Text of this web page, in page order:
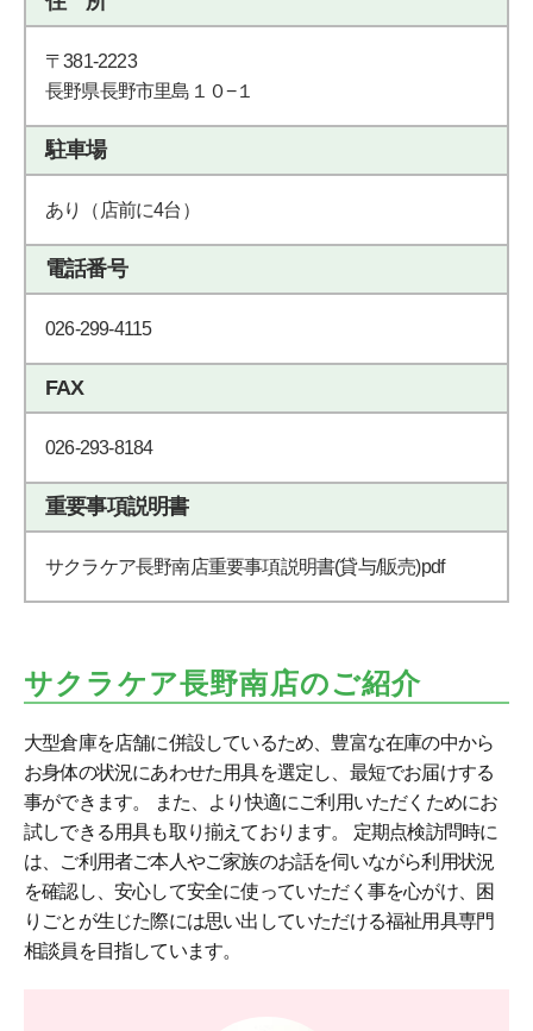
〒381-2223
長野県長野市里島１０−１
駐車場
あり（店前に4台）
電話番号
026-299-4115
FAX
026-293-8184
重要事項説明書
サクラケア長野南店重要事項説明書(貸与/販売)pdf
サクラケア長野南店のご紹介
大型倉庫を店舗に併設しているため、豊富な在庫の中から
お身体の状況にあわせた用具を選定し、最短でお届けする
事ができます。 また、より快適にご利用いただくためにお
試しできる用具も取り揃えております。 定期点検訪問時に
は、ご利用者ご本人やご家族のお話を伺いながら利用状況
を確認し、安心して安全に使っていただく事を心がけ、困
りごとが生じた際には思い出していただける福祉用具専門
相談員を目指しています。